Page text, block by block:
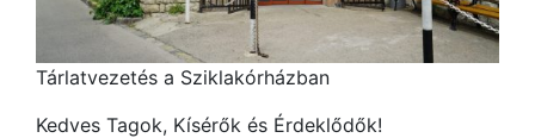
Tárlatvezetés a Sziklakórházban
Kedves Tagok, Kísérők és Érdeklődők!